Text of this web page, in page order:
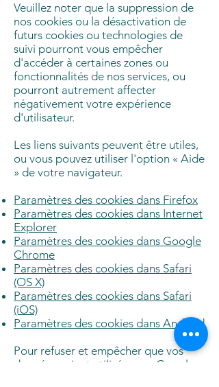
Veuillez noter que la suppression de
nos cookies ou la désactivation de
futurs cookies ou technologies de
suivi pourront vous empêcher
d'accéder à certaines zones ou
fonctionnalités de nos services, ou
pourront autrement affecter
négativement votre expérience
d'utilisateur.
Les liens suivants peuvent être utiles,
ou vous pouvez utiliser l'option « Aide
» de votre navigateur.
Paramètres des cookies dans Firefox
Paramètres des cookies dans Internet
Explorer
Paramètres des cookies dans Google
Chrome
Paramètres des cookies dans Safari
(OS X)
Paramètres des cookies dans Safari
(iOS)
Paramètres des cookies dans Android
Pour refuser et empêcher que vos
données soient utilisées par Google